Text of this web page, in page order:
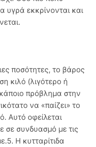
υγρά εκκρίνονται και
ποσότητες, το βάρος
κιλό (λιγότερο ή
πρόβλημα στην
να «παίζει» το
Αυτό οφείλεται
σε συνδυασμό με τις
Η κυτταρίτιδα